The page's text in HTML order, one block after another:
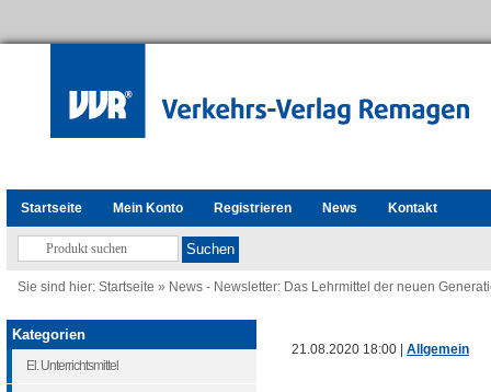
Startseite Mein Konto Registrieren News Kontakt
Sie sind hier: Startseite » News - Newsletter: Das Lehrmittel der neuen
21.08.2020 18:00 | Allgemein
Kategorien
El. Unterrichtsmittel